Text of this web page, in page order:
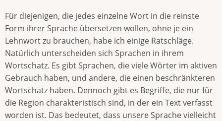
Für diejenigen, die jedes einzelne Wort in die reinste
Form ihrer Sprache übersetzen wollen, ohne je ein
Lehnwort zu brauchen, habe ich einige Ratschläge.
Natürlich unterscheiden sich Sprachen in ihrem
Wortschatz. Es gibt Sprachen, die viele Wörter im aktiven
Gebrauch haben, und andere, die einen beschränkteren
Wortschatz haben. Dennoch gibt es Begriffe, die nur für
die Region charakteristisch sind, in der ein Text verfasst
worden ist. Das bedeutet, dass unsere Sprache vielleicht